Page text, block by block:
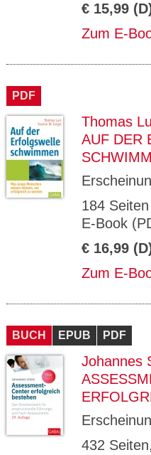
€ 15,99
Zum E-
PDF
Thomas
AUF DER
184 Seiten
E-Book
€ 16,99
Zum E-
BUCH EPUB PDF
Johannes
432